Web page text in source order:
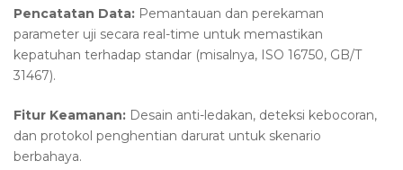
Pencatatan Data: Pemantauan dan perekaman
parameter uji secara real-time untuk memastikan
kepatuhan terhadap standar (misalnya, ISO 16750, GB/T
31467).
Fitur Keamanan: Desain anti-ledakan, deteksi kebocoran,
dan protokol penghentian darurat untuk skenario
berbahaya.